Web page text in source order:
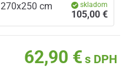
270x250 cm skladom
105,00 €
62,90 € s DPH